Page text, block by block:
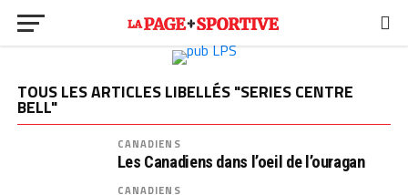
TOUS LES ARTICLES LIBELLÉS "SERIES CENTRE
BELL"
CANADIENS
Les Canadiens dans l’oeil de l’ouragan
CANADIENS